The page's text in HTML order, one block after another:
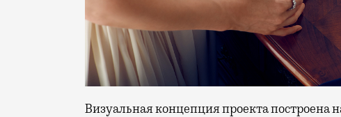
Визуальная концепция проекта построена